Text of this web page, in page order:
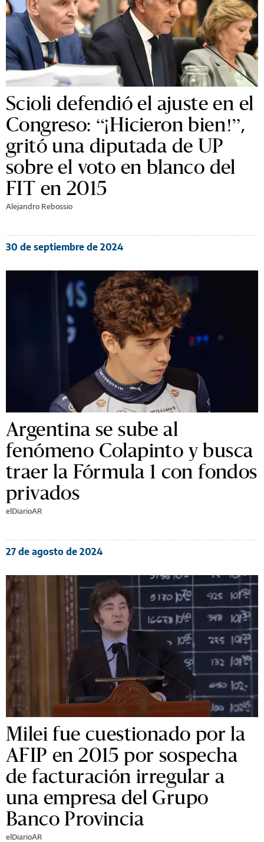
Scioli defendió el ajuste en el
Congreso: “¡Hicieron bien!”,
gritó una diputada de UP
sobre el voto en blanco del
FIT en 2015
Alejandro Rebossio
30 de septiembre de 2024
Argentina se sube al
fenómeno Colapinto y busca
traer la Fórmula 1 con fondos
privados
elDiarioAR
27 de agosto de 2024
Milei fue cuestionado por la
AFIP en 2015 por sospecha
de facturación irregular a
una empresa del Grupo
Banco Provincia
elDiarioAR